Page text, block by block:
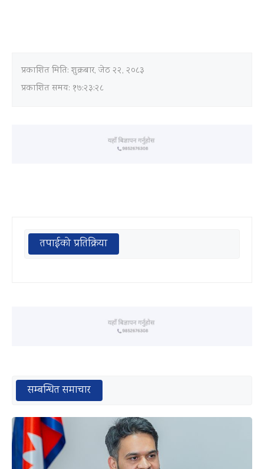
प्रकाशित मिति:शुक्रबार, जेठ २२, २०८३
प्रकाशित समय: १७:२३:२८
तपाईको प्रतिक्रिया
सम्बन्धित समाचार